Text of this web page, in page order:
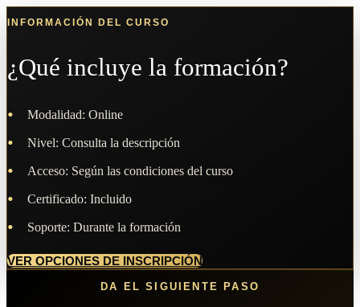
INFORMACIÓN DEL CURSO
¿Qué incluye la formación?
Modalidad: Online
Nivel: Consulta la descripción
Acceso: Según las condiciones del curso
Certificado: Incluido
Soporte: Durante la formación
VER OPCIONES DE INSCRIPCIÓN
DA EL SIGUIENTE PASO